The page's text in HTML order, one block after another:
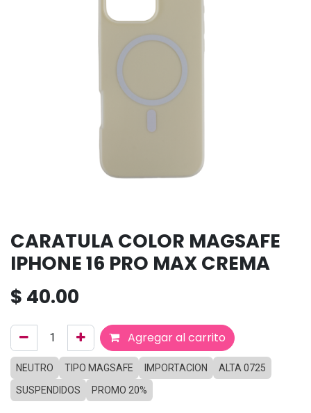
CARATULA COLOR MAGSAFE
IPHONE 16 PRO MAX CREMA
$ 40.00
Agregar al carrito
NEUTRO TIPO MAGSAFE IMPORTACION
ALTA 0725
SUSPENDIDOS
PROMO 20%